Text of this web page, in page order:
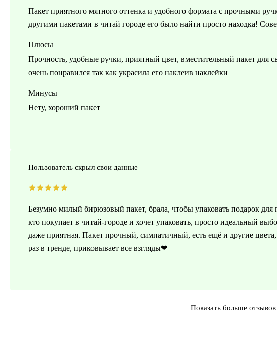
Пакет приятного мятного оттенка и удобного формата с прочными
другими пакетами в читай городе его было найти просто находка!
Плюсы
Прочность, удобные ручки, приятный цвет, вместительный пакет для
очень понравился так как украсила его наклеив наклейки
Минусы
Нету, хороший пакет
Пользователь скрыл свои данные
Безумно милый бирюзовый пакет, брала, чтобы упаковать подарок для
кто покупает в читай-городе и хочет упаковать, просто идеальный
даже приятная. Пакет прочный, симпатичный, есть ещё и другие
раз в тренде, приковывает все взгляды❤
Показать больше отзывов